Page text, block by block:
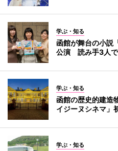
学ぶ・知る
函館が舞台の小説
公演 読み手3人
学ぶ・知る
函館の歴史的建造
イジーヌシネマ」
学ぶ・知る